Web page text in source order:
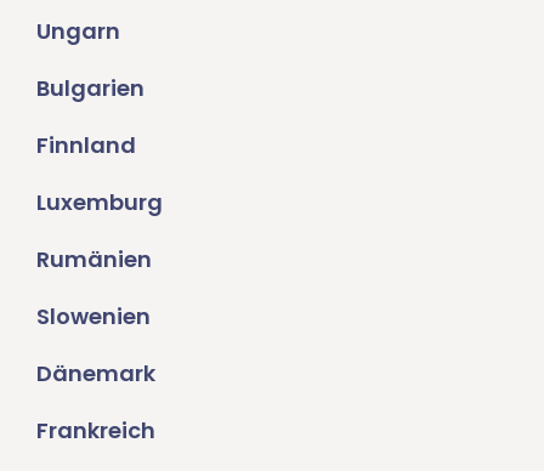
Ungarn
Bulgarien
Finnland
Luxemburg
Rumänien
Slowenien
Dänemark
Frankreich